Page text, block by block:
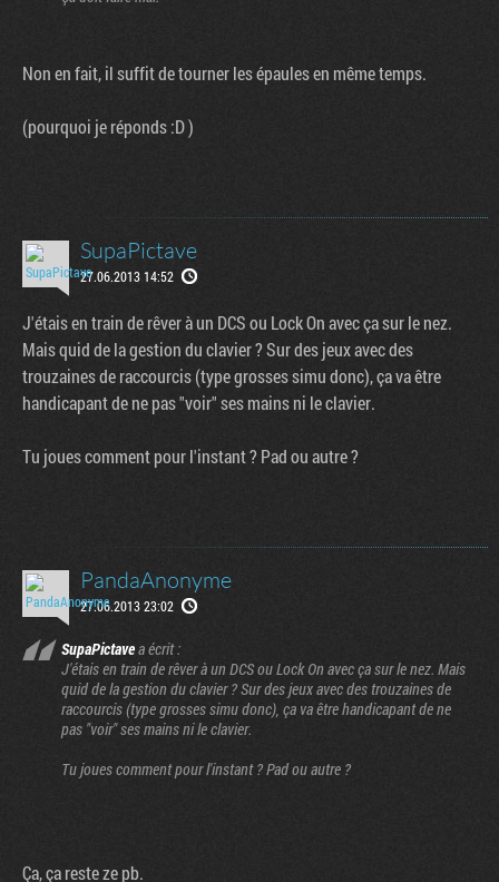
Non en fait, il suffit de tourner les épaules en même temps.
(pourquoi je réponds :D )
SupaPictave
27.06.2013 14:52
J'étais en train de rêver à un DCS ou Lock On avec ça sur le nez.
Mais quid de la gestion du clavier ? Sur des jeux avec des
trouzaines de raccourcis (type grosses simu donc), ça va être
handicapant de ne pas "voir" ses mains ni le clavier.
Tu joues comment pour l'instant ? Pad ou autre ?
PandaAnonyme
27.06.2013 23:02
SupaPictavea écrit :
J'étais en train de rêver à un DCS ou Lock On avec ça sur le nez. Mais
quid de la gestion du clavier ? Sur des jeux avec des trouzaines de
raccourcis (type grosses simu donc), ça va être handicapant de ne
pas "voir" ses mains ni le clavier.
Tu joues comment pour l'instant ? Pad ou autre ?
Ça, ça reste ze pb.